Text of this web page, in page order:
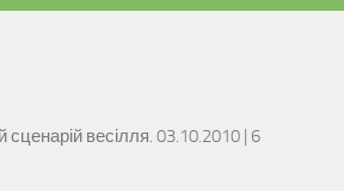
весілля. 03.10.2010 | 6